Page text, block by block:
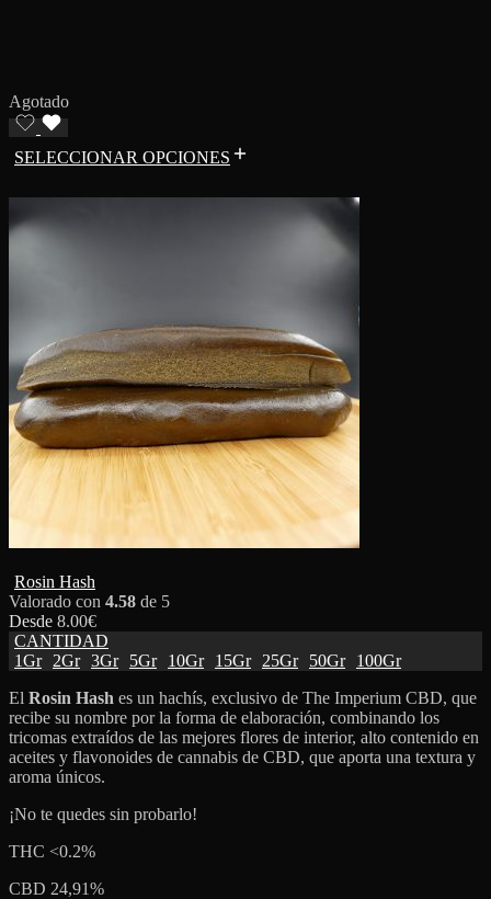
Agotado
SELECCIONAR OPCIONES
Rosin Hash
Valorado con 4.58 de 5
Desde 8.00€
CANTIDAD
1Gr
2Gr 3Gr 5Gr 10Gr 15Gr 25Gr 50Gr
100Gr
El Rosin Hash es un hachís, exclusivo de The Imperium CBD, que
recibe su nombre por la forma de elaboración, combinando los
tricomas extraídos de las mejores flores de interior, alto contenido en
aceites y flavonoides de cannabis de CBD, que aporta una textura y
aroma únicos.
¡No te quedes sin probarlo!
THC <0.2%
CBD 24,91%